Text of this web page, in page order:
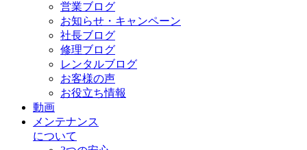
営業ブログ
お知らせ・キャンペーン
社長ブログ
修理ブログ
レンタルブログ
お客様の声
お役立ち情報
動画
メンテナンス
について